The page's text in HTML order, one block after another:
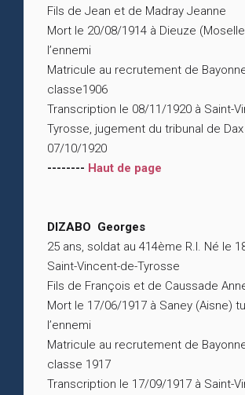
Fils de Jean et de Madray Jeanne
Mort le 20/08/1914 à Dieuze
l’ennemi
Matricule au recrutement de
classe1906
Transcription le 08/11/1920 à Saint-
Tyrosse, jugement du tribunal de
07/10/1920
-------- Haut de page
DIZABO Georges
25 ans, soldat au 414ème R.I. Né le
Saint-Vincent-de-Tyrosse
Fils de François et de Caussade
Mort le 17/06/1917 à Saney (Aisne)
l’ennemi
Matricule au recrutement de
classe 1917
Transcription le 17/09/1917 à Saint-